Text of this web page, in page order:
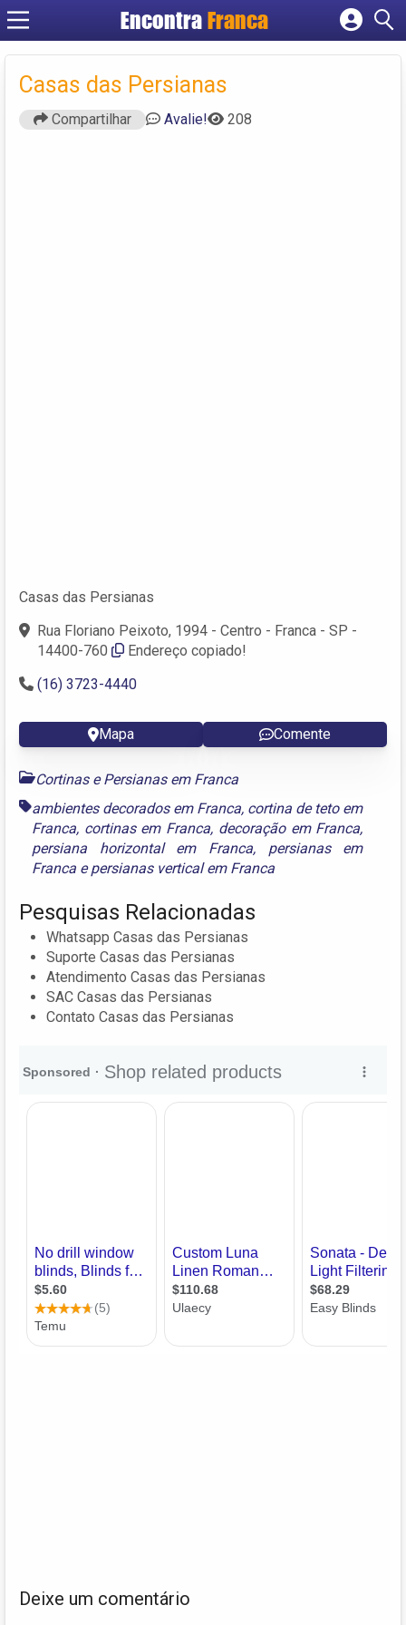
Encontra Franca
Cadastrar empresa
Criar conta
Casas das Persianas
Compartilhar Avalie! 208
Casas das Persianas
Rua Floriano Peixoto, 1994 - Centro - Franca - SP -
14400-760
Endereço copiado!
(16) 3723-4440
Mapa Comente
Cortinas e Persianas em Franca
ambientes decorados em Franca, cortina de teto em
Franca, cortinas em Franca, decoração em Franca,
persiana horizontal em Franca, persianas em
Franca epersianas vertical em Franca
Pesquisas Relacionadas
Whatsapp Casas das Persianas
Suporte Casas das Persianas
Atendimento Casas das Persianas
SAC Casas das Persianas
Contato Casas das Persianas
Deixe um comentário